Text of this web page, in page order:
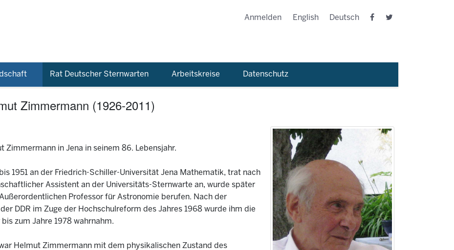
Anmelden English Deutsch
Rat Deutscher Sternwarten Arbeitskreise Datenschutz
Zimmermann (1926-2011)
Zimmermann in Jena in seinem 86. Lebensjahr.
1951 an der Friedrich-Schiller-Universität Jena Mathematik, trat nach
Assistent an der Universitäts-Sternwarte an, wurde später
Professor für Astronomie berufen. Nach der
DDR im Zuge der Hochschulreform des Jahres 1968 wurde ihm die
zum Jahre 1978 wahrnahm.
Helmut Zimmermann mit dem physikalischen Zustand des